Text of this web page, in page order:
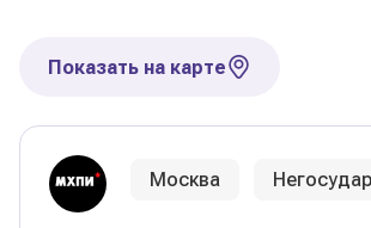
Показать на карте
Москва